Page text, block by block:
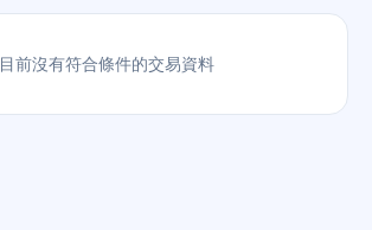
目前沒有符合條件的交易資料